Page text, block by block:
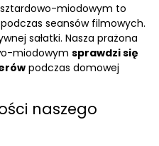
miodowym to
seansów filmowych.
sałatki. Nasza prażona
miodowym sprawdzi się
podczas domowej
naszego